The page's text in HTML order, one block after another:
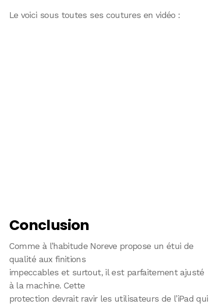
Le voici sous toutes ses coutures en vidéo :
Conclusion
Comme à l’habitude Noreve propose un étui de
qualité aux finitions
impeccables et surtout, il est parfaitement ajusté
à la machine. Cette
protection devrait ravir les utilisateurs de l’iPad qui